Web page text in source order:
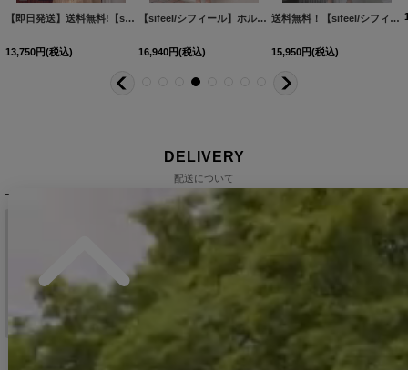
[5777YNdzwvLD-260313-1]
6017ozYNdzwvLD-260710-1-CC]
[5690YNLD-250809-1]
11,880円(税込) 12,650円(税込) 11,880円 (税込)
DELIVERY
配送について
税込11,000 円以上ご注文で 送料無料
15:00まで
当日発送
※日曜祝日は除く。15時以降は翌営業日発送となります。
＞ 地域別の配達日数目安・詳細はこちら